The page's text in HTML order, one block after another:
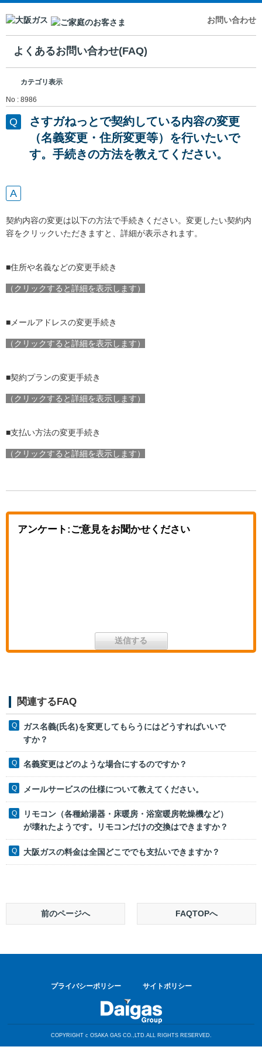
お問い合わせ
よくあるお問い合わせ(FAQ)
カテゴリ表示
No : 8986
さすガねっとで契約している内容の変更
（名義変更・住所変更等）を行いたいで
す。手続きの方法を教えてください。
契約内容の変更は以下の方法で手続きください。変更したい契約内
容をクリックいただきますと、詳細が表示されます。
■住所や名義などの変更手続き
（クリックすると詳細を表示します）
■メールアドレスの変更手続き
（クリックすると詳細を表示します）
■契約プランの変更手続き
（クリックすると詳細を表示します）
■支払い方法の変更手続き
（クリックすると詳細を表示します）
アンケート:ご意見をお聞かせください
関連するFAQ
ガス名義(氏名)を変更してもらうにはどうすればいいで
すか？
名義変更はどのような場合にするのですか？
メールサービスの仕様について教えてください。
リモコン（各種給湯器・床暖房・浴室暖房乾燥機など）
が壊れたようです。リモコンだけの交換はできますか？
大阪ガスの料金は全国どこででも支払いできますか？
前のページへ FAQTOPへ
プライバシーポリシー サイトポリシー
COPYRIGHT c OSAKA GAS CO.,LTD.ALL RIGHTS RESERVED.